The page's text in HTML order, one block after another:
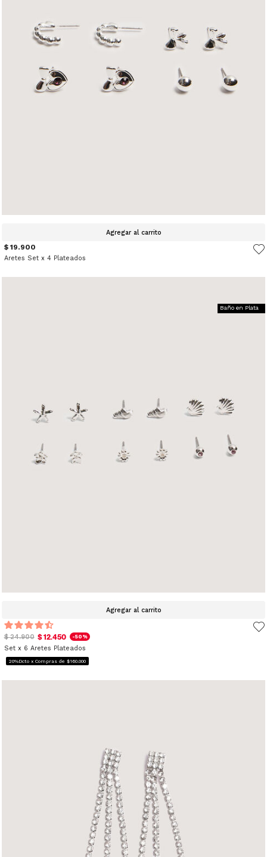
Agregar al carrito
$ 19.900
Aretes Set x 4 Plateados
Agregar al carrito
Baño en Plata
$ 24.900 $ 12.450 -50%
Set x 6 Aretes Plateados
20%Dcto x Compras de $160.000